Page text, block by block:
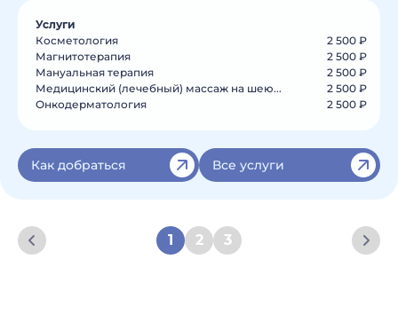
Услуги
Косметология
2 500 ₽
Магнитотерапия
2 500 ₽
Мануальная терапия
2 500 ₽
Медицинский (лечебный) массаж на шею...
2 500 ₽
Онкодерматология
2 500 ₽
Как добраться Все услуги
1 2 3